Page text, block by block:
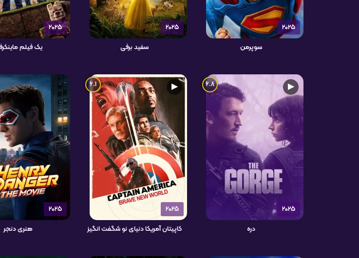
2025
سوپرمن
2025
سفید برفی
2025
یک فیلم
2025
▶
6.8
دره
2025
▶
6.1
کاپیتان آمریکا دنیای نو شگفت انگیز
2025
هنری دنجر